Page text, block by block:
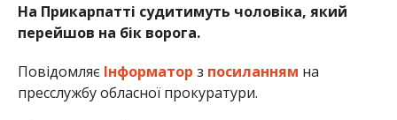
На Прикарпатті судитимуть чоловіка, який
перейшов на бік ворога.
Повідомляє Інформатор з посиланням на
пресслужбу обласної прокуратури.